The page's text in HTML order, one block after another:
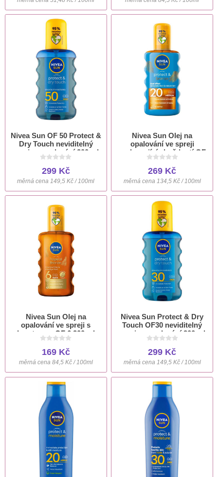
Nivea Sun OF 50 Protect &
Dry Touch neviditelný
sprej na opalování 200 ml
299 Kč
měrná cena 149,5 Kč / 100ml
Nivea Sun Olej na
opalování ve spreji
podporující zhnědnutí OF
20 200 ml
269 Kč
měrná cena 134,5 Kč / 100ml
Nivea Sun Olej na
opalování ve spreji s
karotenem OF 6 200 ml
169 Kč
měrná cena 84,5 Kč / 100ml
Nivea Sun Protect & Dry
Touch OF30 neviditelný
sprej na opalování 200 ml
299 Kč
měrná cena 149,5 Kč / 100ml